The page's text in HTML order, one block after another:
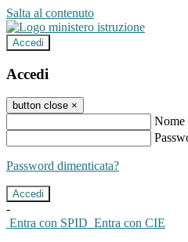
Salta al contenuto
Accedi
Accedi
button close ×
Nome
Password dimenticata?
-
Entra con SPID Entra con CIE